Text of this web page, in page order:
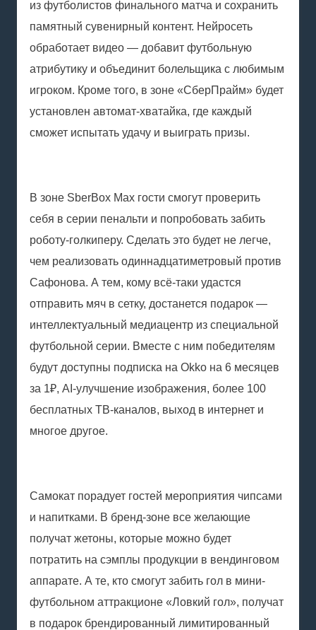
из футболистов финального матча и сохранить
памятный сувенирный контент. Нейросеть
обработает видео — добавит футбольную
атрибутику и объединит болельщика с любимым
игроком. Кроме того, в зоне «СберПрайм» будет
установлен автомат-хватайка, где каждый
сможет испытать удачу и выиграть призы.
В зоне SberBox Max гости смогут проверить
себя в серии пенальти и попробовать забить
роботу-голкиперу. Сделать это будет не легче,
чем реализовать одиннадцатиметровый против
Сафонова. А тем, кому всё-таки удастся
отправить мяч в сетку, достанется подарок —
интеллектуальный медиацентр из специальной
футбольной серии. Вместе с ним победителям
будут доступны подписка на Okko на 6 месяцев
за 1₽, AI-улучшение изображения, более 100
бесплатных ТВ-каналов, выход в интернет и
многое другое.
Самокат порадует гостей мероприятия чипсами
и напитками. В бренд-зоне все желающие
получат жетоны, которые можно будет
потратить на сэмплы продукции в вендинговом
аппарате. А те, кто смогут забить гол в мини-
футбольном аттракционе «Ловкий гол», получат
в подарок брендированный лимитированный